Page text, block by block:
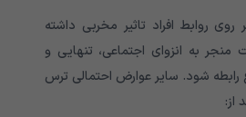
روی روابط افراد تاثیر مخربی داشته
به انزوای اجتماعی، تنهایی و
رابطه شود. سایر عوارض احتمالی ترس
از: